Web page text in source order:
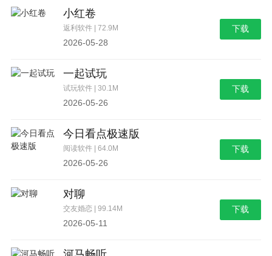
小红卷
返利软件 | 72.9M
2026-05-28
下载
一起试玩
试玩软件 | 30.1M
2026-05-26
下载
今日看点极速版
阅读软件 | 64.0M
2026-05-26
下载
对聊
交友婚恋 | 99.14M
2026-05-11
下载